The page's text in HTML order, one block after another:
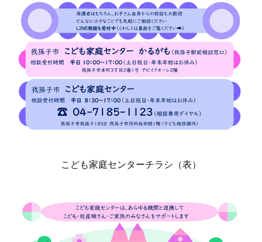
こども家庭センターチラシ（表）